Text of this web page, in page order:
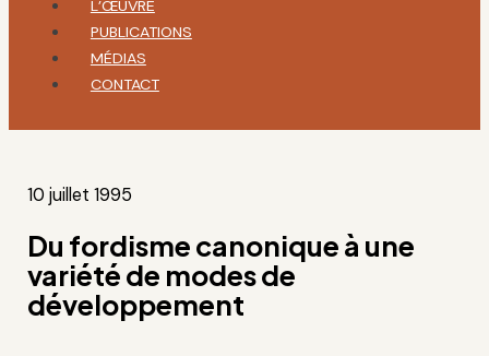
L’ŒUVRE
PUBLICATIONS
MÉDIAS
CONTACT
10 juillet 1995
Du fordisme canonique à une
variété de modes de
développement